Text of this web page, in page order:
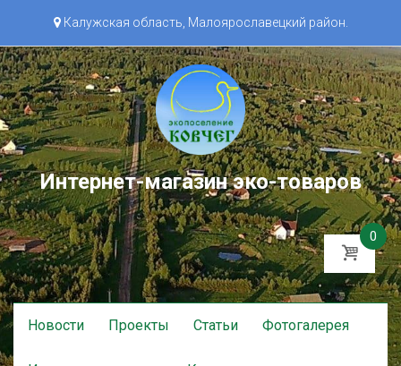
Калужская область, Малоярославецкий район.
Интернет-магазин эко-товаров
0
Skip
to
Новости Проекты Статьи Фотогалерея